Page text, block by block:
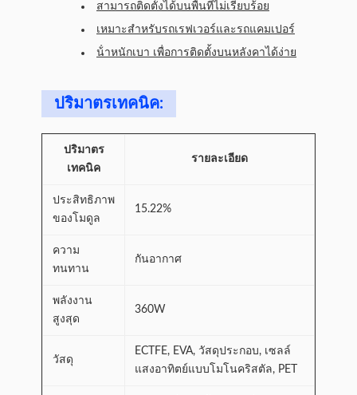
สามารถติดตั้งได้บนพื้นที่ไม่เรียบร้อย
เหมาะสําหรับรถเรฟเวอร์และรถแคมเปอร์
น้ําหนักเบา เพื่อการติดตั้งบนหลังคาได้ง่าย
ปริมาตรเทคนิค:
ปริมาตร
เทคนิค
รายละเอียด
ประสิทธิภาพ
ของโมดูล
15.22%
ความ
ทนทาน
กันอากาศ
พลังงาน
สูงสุด
360W
วัสดุ
ECTFE, EVA, วัสดุประกอบ, เซลล์
แสงอาทิตย์แบบโมโนคริสตัล, PET